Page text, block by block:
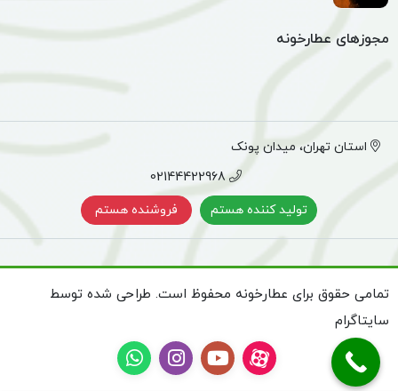
مجوزهای عطارخونه
استان تهران، میدان پونک
02144422968
تولید کننده هستم
فروشنده هستم
تمامی حقوق برای عطارخونه محفوظ است. طراحی شده توسط
سایتاگرام